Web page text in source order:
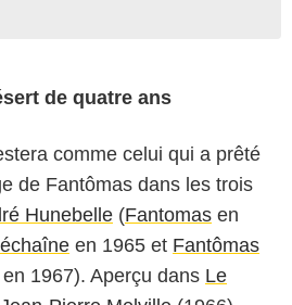
de quatre ans
comme celui qui a prêté
de Fantômas dans les trois
Hunebelle (Fantomas en
en 1965 et Fantômas
en 1967). Aperçu dans Le